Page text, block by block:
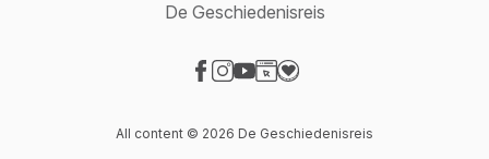
De Geschiedenisreis
All content © 2026 De Geschiedenisreis